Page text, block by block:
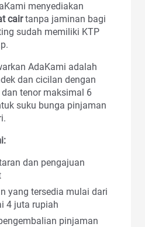
menyediakan
cairtanpa jaminan bagi
sudah memiliki KTP
AdaKami adalah
dan cicilan dengan
tenor maksimal 6
suku bunga pinjaman
dan pengajuan
yang tersedia mulai dari
4 juta rupiah
pinjaman